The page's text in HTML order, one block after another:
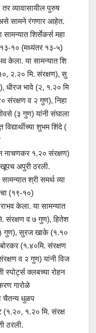
तर व्यावासायील पुरुष
सामने रंगणार आहेत.
सामन्यात शिर्सेकर्स महा
१३-१० (मध्यंतर १३-५)
केला. या सामन्यात शि
२.२० मि. संरक्षण), सु
धीरज भावे (२, १.२० मि
संरक्षण व २ गुण), निहा
(३ गुण) यांनी संघाला
शुभम शिंदे (
नाचणकर १.२० संरक्षण)
खूपच अपुरी ठरली.
श्री समर्थ व्या
चा (१९-१०)
केला. या सामन्यात
संरक्षण व ७ गुण), हितेश
गुण), सुरज खाके (१.१०
(१.४०मि. संरक्षण
व २ गुण) यांनी विज
स्पोर्ट्स क्लबच्या रोहन
गारोळे
चैतन्य धुळप
(१.२०, १.२० मि. संरक्ष
ठरली.